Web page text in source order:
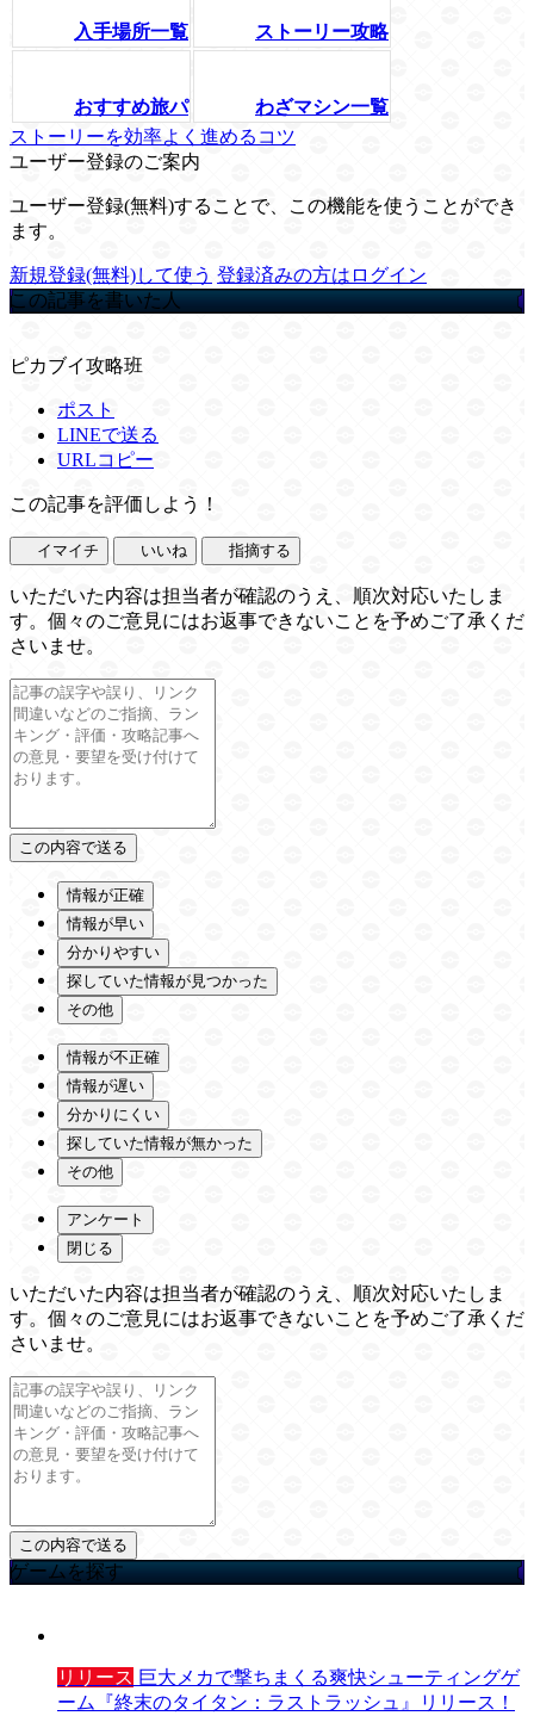
入手場所一覧 ストーリー攻略
おすすめ旅パ
わざマシン一覧
ストーリーを効率よく進めるコツ
ユーザー登録のご案内
ユーザー登録(無料)することで、この機能を使うことができ
ます。
新規登録(無料)して使う 登録済みの方はログイン
この記事を書いた人
ピカブイ攻略班
ポスト
LINEで送る
URLコピー
この記事を評価しよう！
イマイチ いいね 指摘する
いただいた内容は担当者が確認のうえ、順次対応いたしま
す。個々のご意見にはお返事できないことを予めご了承くだ
さいませ。
情報が正確
情報が早い
分かりやすい
探していた情報が見つかった
その他
情報が不正確
情報が遅い
分かりにくい
探していた情報が無かった
その他
アンケート
閉じる
いただいた内容は担当者が確認のうえ、順次対応いたしま
す。個々のご意見にはお返事できないことを予めご了承くだ
さいませ。
ゲームを探す
リリース 巨大メカで撃ちまくる爽快シューティングゲ
ーム『終末のタイタン：ラストラッシュ』リリース！